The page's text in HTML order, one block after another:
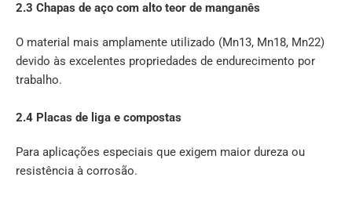
2.3 Chapas de aço com alto teor de manganês
O material mais amplamente utilizado (Mn13, Mn18, Mn22)
devido às excelentes propriedades de endurecimento por
trabalho.
2.4 Placas de liga e compostas
Para aplicações especiais que exigem maior dureza ou
resistência à corrosão.